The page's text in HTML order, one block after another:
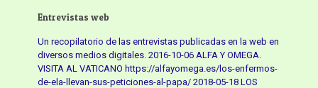
Entrevistas web
Un recopilatorio de las entrevistas publicadas en la web en
diversos medios digitales. 2016-10-06 ALFA Y OMEGA.
VISITA AL VATICANO https://alfayomega.es/los-enfermos-
de-ela-llevan-sus-peticiones-al-papa/ 2018-05-18 LOS